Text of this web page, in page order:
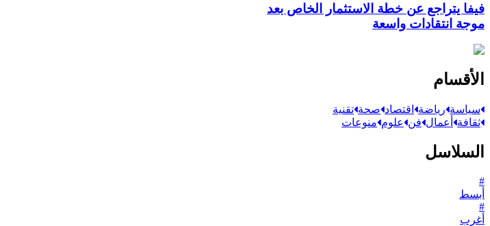
فيفا يتراجع عن خطة الاستثمار الخاص بعد
موجة انتقادات واسعة
الأقسام
سياسة رياضة اقتصاد صحة تقنية
ثقافة
أعمال فن علوم منوعات
السلاسل
#
أبسط
#
أغرب